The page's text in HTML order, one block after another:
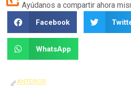
Ayúdanos a compartir ahora
Facebook
WhatsApp
ANTERIOR